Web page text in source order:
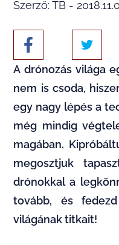
Szerző: TB -
A drónozás világa
nem is csoda,
egy nagy lépés a
még mindig
magában.
megosztjuk
drónokkal a
tovább, és
világának titkait!